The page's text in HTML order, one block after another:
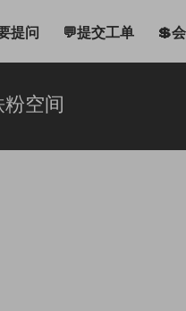
提问 💬提交工单 💲
空间